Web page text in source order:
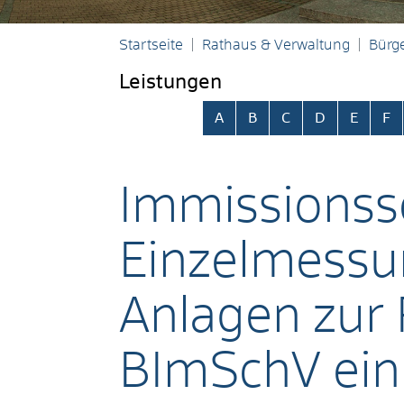
Startseite Rathaus & Verwaltung
Leistungen
Alphabetisches Register
A B C D E F
Anlagen zur
BImSchV